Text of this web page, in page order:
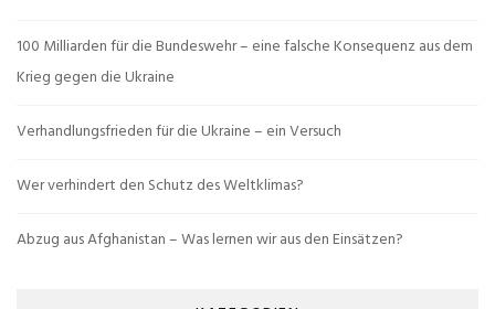
100 Milliarden für die Bundeswehr – eine falsche Konsequenz aus dem
Krieg gegen die Ukraine
Verhandlungsfrieden für die Ukraine – ein Versuch
Wer verhindert den Schutz des Weltklimas?
Abzug aus Afghanistan – Was lernen wir aus den Einsätzen?